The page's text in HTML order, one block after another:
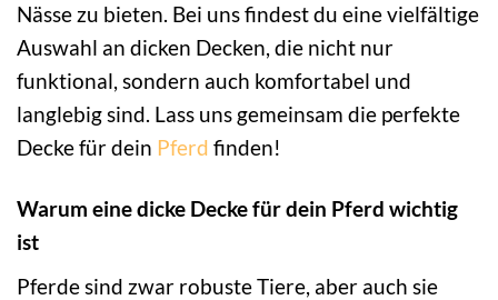
Nässe zu bieten. Bei uns findest du eine vielfältige
Auswahl an dicken Decken, die nicht nur
funktional, sondern auch komfortabel und
langlebig sind. Lass uns gemeinsam die perfekte
Decke für dein Pferd finden!
Warum eine dicke Decke für dein Pferd wichtig
ist
Pferde sind zwar robuste Tiere, aber auch sie